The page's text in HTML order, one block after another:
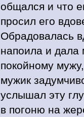
общался и что
просил его
Обрадовалась
напоила и дала
покойному
мужик
услышал эту
в погоню на